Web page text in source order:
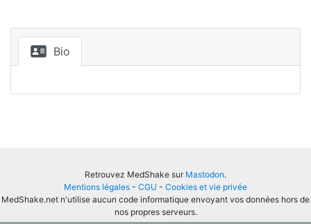
Bio
Retrouvez MedShake sur Mastodon.
Mentions légales - CGU - Cookies et vie privée
MedShake.net n'utilise aucun code informatique envoyant vos données hors de
nos propres serveurs.